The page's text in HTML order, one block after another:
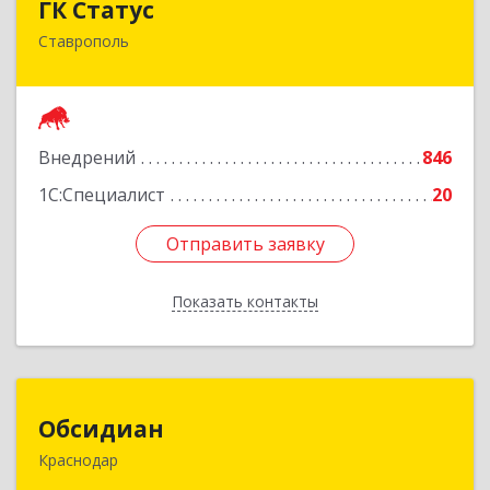
ГК Статус
Ставрополь
Внедрений
846
1С:Специалист
20
Отправить заявку
Показать контакты
355002, Ставропольский край, Ставрополь г,
Отправить заявку
Назад
Обсидиан
КраснодарКраснодарский край, Краснодар г, 11-й